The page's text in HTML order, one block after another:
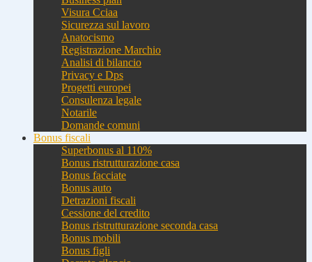
Visura Cciaa
Sicurezza sul lavoro
Anatocismo
Registrazione Marchio
Analisi di bilancio
Privacy e Dps
Progetti europei
Consulenza legale
Notarile
Domande comuni
Bonus fiscali
Superbonus al 110%
Bonus ristrutturazione casa
Bonus facciate
Bonus auto
Detrazioni fiscali
Cessione del credito
Bonus ristrutturazione seconda casa
Bonus mobili
Bonus figli